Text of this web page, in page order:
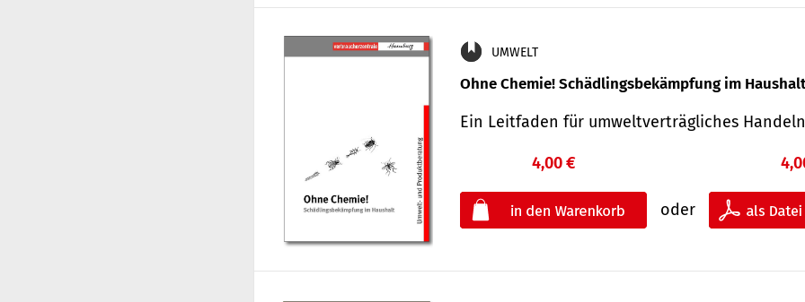
UMWELT
Ohne Chemie! Schädlingsbekämpfung im Haushalt
Ein Leitfaden für um­welt­ver­träg­liches Han­deln
4,00 €
oder